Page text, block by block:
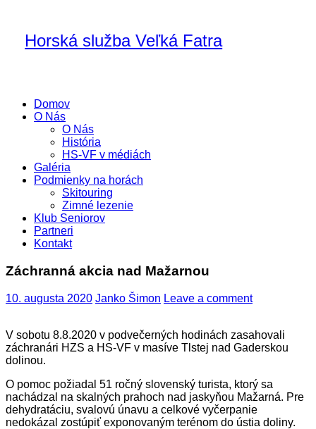
Horská služba Veľká Fatra
Domov
O Nás
O Nás
História
HS-VF v médiách
Galéria
Podmienky na horách
Skitouring
Zimné lezenie
Klub Seniorov
Partneri
Kontakt
Záchranná akcia nad Mažarnou
10. augusta 2020 Janko Šimon Leave a comment
V sobotu 8.8.2020 v podvečerných hodinách zasahovali
záchranári HZS a HS-VF v masíve Tlstej nad Gaderskou
dolinou.
O pomoc požiadal 51 ročný slovenský turista, ktorý sa
nachádzal na skalných prahoch nad jaskyňou Mažarná. Pre
dehydratáciu, svalovú únavu a celkové vyčerpanie
nedokázal zostúpiť exponovaným terénom do ústia doliny.